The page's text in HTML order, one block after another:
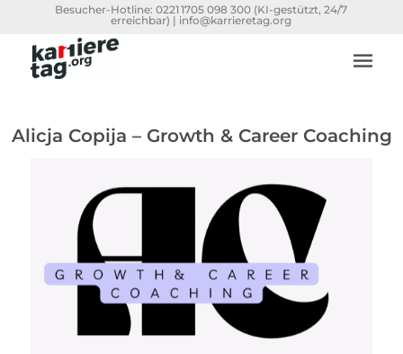
Besucher-Hotline:0221 1705 098 300 (KI-gestützt, 24/7
erreichbar) | info@karrieretag.org
Alicja Copija – Growth & Career Coaching